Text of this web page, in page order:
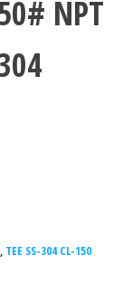
NPT
, TEE SS-304 CL-150